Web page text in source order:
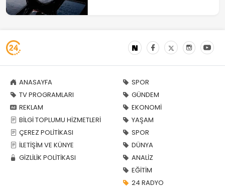
ANASAYFA
TV PROGRAMLARI
REKLAM
BİLGİ TOPLUMU HİZMETLERİ
ÇEREZ POLİTİKASI
İLETİŞİM VE KÜNYE
GİZLİLİK POLİTİKASI
SPOR
GÜNDEM
EKONOMİ
YAŞAM
SPOR
DÜNYA
ANALİZ
EĞİTİM
24 RADYO